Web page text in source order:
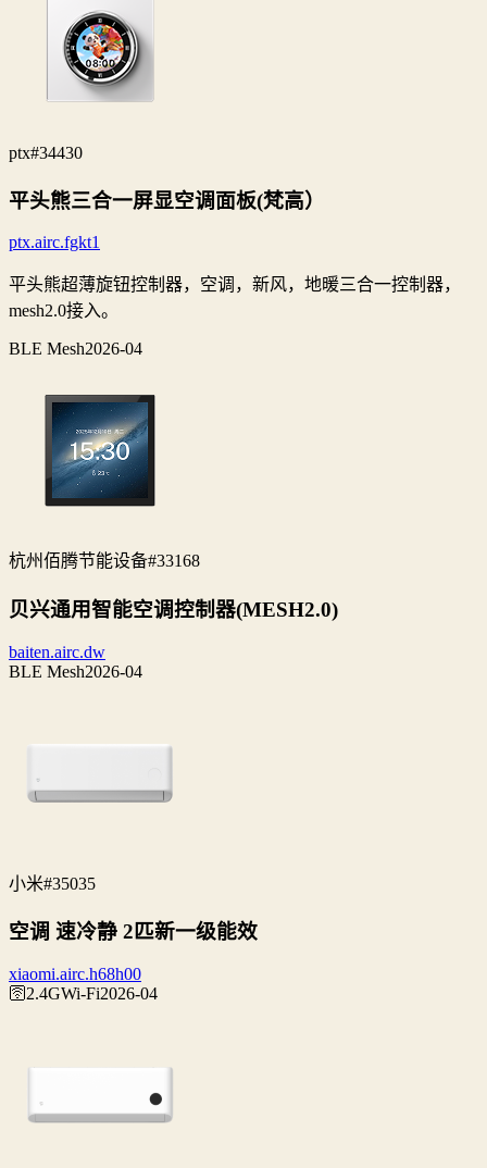
ptx#34430
平头熊三合一屏显空调面板(梵高）
ptx.airc.fgkt1
平头熊超薄旋钮控制器，空调，新风，地暖三合一控制器，
mesh2.0接入。
BLE Mesh2026-04
杭州佰腾节能设备#33168
贝兴通用智能空调控制器(MESH2.0)
baiten.airc.dw
BLE Mesh2026-04
小米#35035
空调 速冷静 2匹新一级能效
xiaomi.airc.h68h00
🛜2.4GWi‑Fi2026-04